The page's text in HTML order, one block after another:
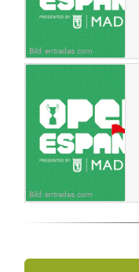
Bild: entradas.com
Bild: entradas.com